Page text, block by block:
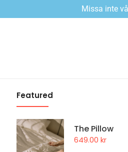
Missa inte
Featured
The Pillow
649.00kr